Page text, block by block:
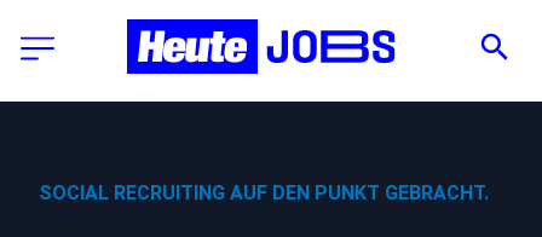
SOCIAL RECRUITING AUF DEN PUNKT GEBRACHT.